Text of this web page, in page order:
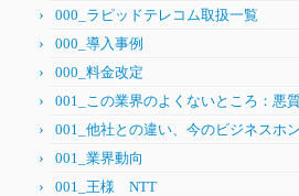
000_ラピッドテレコム取扱一覧
000_導入事例
000_料金改定
001_この業界のよくないところ：悪
001_他社との違い、今のビジネスホ
001_業界動向
001_王様 NTT